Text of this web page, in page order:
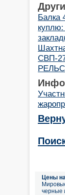
Балка
СВП-
Цены
черные